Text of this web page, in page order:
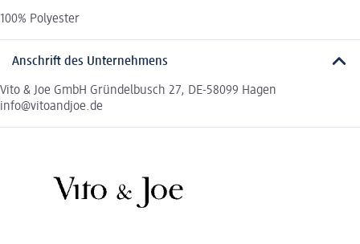
100% Polyester
Anschrift des Unternehmens
Vito & Joe GmbH Gründelbusch 27, DE-58099 Hagen
info@vitoandjoe.de